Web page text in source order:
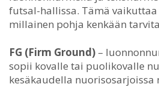
futsal-hallissa. Tämä
millainen pohja kenkään
FG (Firm Ground) –
sopii kovalle tai puolikovalle
kesäkaudella